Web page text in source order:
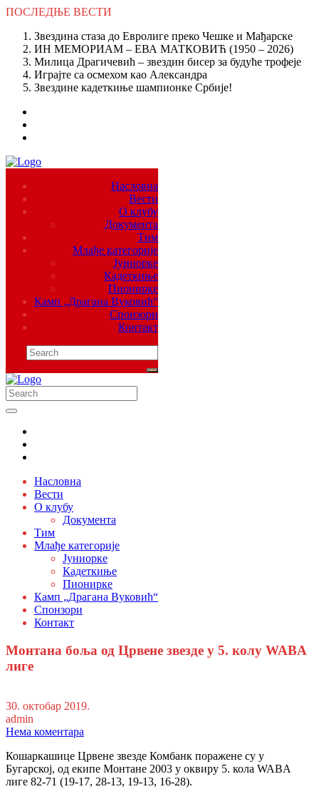
ПОСЛЕДЊЕ ВЕСТИ
Звездина стаза до Евролиге преко Чешке и Мађарске
ИН МЕМОРИАМ – ЕВА МАТКОВИЋ (1950 – 2026)
Милица Драгичевић – звездин бисер за будуће трофеје
Играјте са осмехом као Александра
Звездине кадеткиње шампионке Србије!
Насловна
Вести
О клубу
Документа
Тим
Млађе категорије
Јуниорке
Кадеткиње
Пионирке
Камп „Драгана Вуковић“
Спонзори
Контакт
Насловна
Вести
О клубу
Документа
Тим
Млађе категорије
Јуниорке
Кадеткиње
Пионирке
Камп „Драгана Вуковић“
Спонзори
Контакт
Монтана боља од Црвене звезде у 5. колу WABA
лиге
30. октобар 2019.
admin
Нема коментара
Кошаркашице Црвене звезде Комбанк поражене су у
Бугарској, од екипе Монтане 2003 у оквиру 5. кола WABA
лиге 82-71 (19-17, 28-13, 19-13, 16-28).